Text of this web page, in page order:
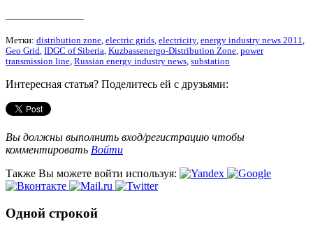
———————
Метки: distribution zone, electric grids, electricity, energy industry news 2011,
Geo Grid, IDGC of Siberia, Kuzbassenergo-Distribution Zone, power
transmission line, Russian energy industry news, substation
Интересная статья? Поделитесь ей с друзьями:
Вы должны выполнить вход/регистрацию чтобы
комментировать Войти
Также Вы можете войти используя:
Одной строкой